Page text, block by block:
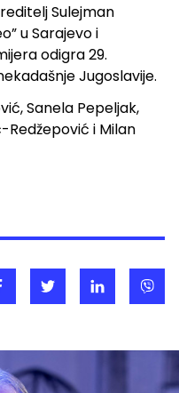
Sulejman
u Sarajevo i
odigra 29.
Jugoslavije.
Sanela Pepeljak,
Redžepović i Milan